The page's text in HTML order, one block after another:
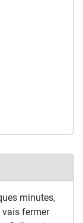
minutes,
vais fermer